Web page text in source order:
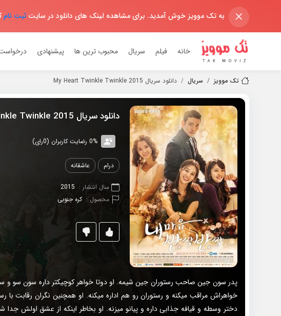
× به تک موویز خوش آمدید. برای مشاهده لینک های دانلود در سایت ثبت نام
خانه فیلم سریال محبوب ترین ها پیشنهادی
تک موویز سریال دانلود سریال 2015 My Heart Twinkle Twinkle
دانلود سریال 2015 My Heart Twinkle Twinkle
0% رضایت کاربران (0رای)
درام عاشقانه
سال انتشار : 2015
محصول : کره جنوبی
پدر سون جین صاحب رستوران جین شیمه. او دوتا خواهر کوچیکتر داره سون سو و
خواهراش مراقب میکنه و رستوران رو هم اداره میکنه. او همچنین نگران رقابت
دختر وسطه و قیافه جذابی داره و پیانو میزنه. او بخاطر اینکه از عشق اولش